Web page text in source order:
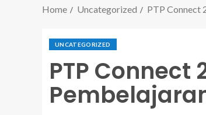
Home Uncategorized PTP Connect
UNCATEGORIZED
PTP Connect